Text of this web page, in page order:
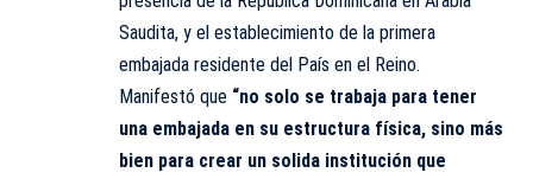
Saudita, y el establecimiento de la primera
embajada residente del País en el Reino.
Manifestó que “no solo se trabaja para tener
una embajada en su estructura física, sino más
bien para crear un solida institución que